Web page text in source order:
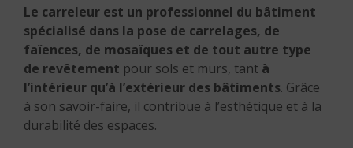
Le carreleur est un professionnel du bâtiment
spécialisé dans la pose de carrelages, de
faïences, de mosaïques et de tout autre type
de revêtement pour sols et murs, tant à
l’intérieur qu’à l’extérieur des bâtiments. Grâce
à son savoir-faire, il contribue à l’esthétique et à la
durabilité des espaces.